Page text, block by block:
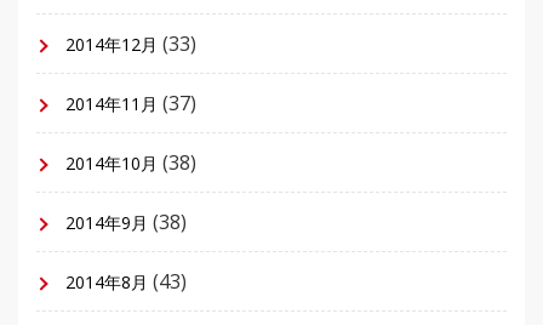
2014年12月 (33)
2014年11月 (37)
2014年10月 (38)
2014年9月 (38)
2014年8月 (43)